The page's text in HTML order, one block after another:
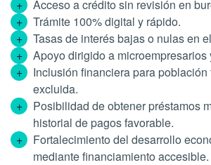
Acceso a crédito sin revisión en
Trámite 100% digital y rápido.
Tasas de interés bajas o nulas en
Apoyo dirigido a microempresarios
Inclusión financiera para
excluida.
Posibilidad de obtener préstamos
historial de pagos favorable.
Fortalecimiento del desarrollo
mediante financiamiento accesible.